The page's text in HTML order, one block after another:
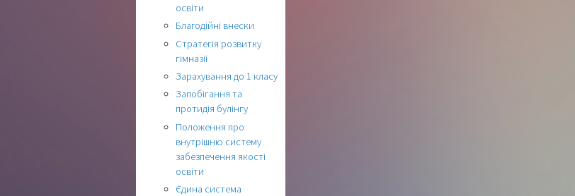
освіти
Благодійні внески
Стратегія розвитку
гімназії
Зарахування до 1 класу
Запобігання та
протидія булінгу
Положення про
внутрішню систему
забезпечення якості
освіти
Єдина система